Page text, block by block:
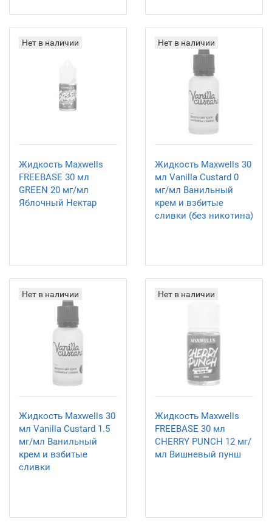
Нет в наличии
Жидкость Maxwells
FREEBASE 30 мл
GREEN 20 мг/мл
Яблочный Нектар
Нет в наличии
Жидкость Maxwells 30
мл Vanilla Custard 0
мг/мл Ванильный
крем и взбитые
сливки (без никотина)
Нет в наличии
Жидкость Maxwells 30
мл Vanilla Custard 1.5
мг/мл Ванильный
крем и взбитые
сливки
Нет в наличии
Жидкость Maxwells
FREEBASE 30 мл
CHERRY PUNCH 12 мг/
мл Вишневый пунш